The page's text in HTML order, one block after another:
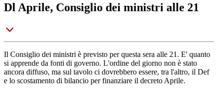
Dl Aprile, Consiglio dei ministri alle 21
Il Consiglio dei ministri è previsto per questa sera alle 21. E' quanto
si apprende da fonti di governo. L'ordine del giorno non è stato
ancora diffuso, ma sul tavolo ci dovrebbero essere, tra l'altro, il Def
e lo scostamento di bilancio per finanziare il decreto Aprile.